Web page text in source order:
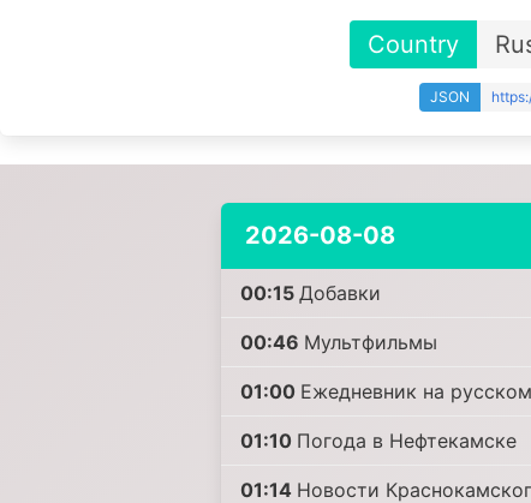
Country
JSON
2026-08-08
00:15 Добавки
00:46 Mультфильмы
01:00 Ежедневник на
01:10 Погода в Нефтекамске
01:14 Новости